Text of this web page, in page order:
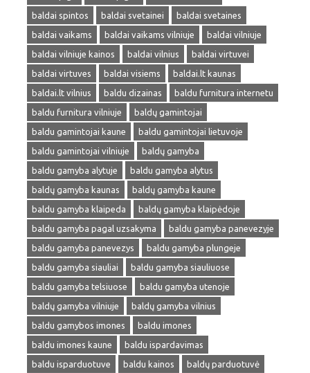
baldai spintos
baldai svetainei
baldai svetaines
baldai vaikams
baldai vaikams vilniuje
baldai vilniuje
baldai vilniuje kainos
baldai vilnius
baldai virtuvei
baldai virtuves
baldai visiems
baldai.lt kaunas
baldai.lt vilnius
baldu dizainas
baldu furnitura internetu
baldu furnitura vilniuje
baldų gamintojai
baldu gamintojai kaune
baldu gamintojai lietuvoje
baldu gamintojai vilniuje
baldų gamyba
baldu gamyba alytuje
baldu gamyba alytus
baldų gamyba kaunas
baldų gamyba kaune
baldu gamyba klaipeda
baldų gamyba klaipėdoje
baldu gamyba pagal uzsakyma
baldu gamyba panevezyje
baldu gamyba panevezys
baldu gamyba plungeje
baldu gamyba siauliai
baldu gamyba siauliuose
baldu gamyba telsiuose
baldu gamyba utenoje
baldų gamyba vilniuje
baldų gamyba vilnius
baldu gamybos imones
baldu imones
baldu imones kaune
baldu ispardavimas
baldu isparduotuve
baldu kainos
baldų parduotuvė